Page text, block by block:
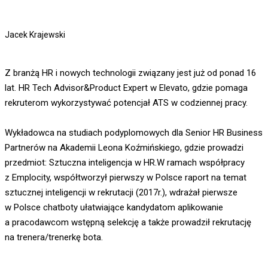
Jacek Krajewski
Z branżą HR i nowych technologii związany jest już od ponad 16
lat. HR Tech Advisor&Product Expert w Elevato, gdzie pomaga
rekruterom wykorzystywać potencjał ATS w codziennej pracy.
Wykładowca na studiach podyplomowych dla Senior HR Business
Partnerów na Akademii Leona Koźmińskiego, gdzie prowadzi
przedmiot: Sztuczna inteligencja w HR.W ramach współpracy
z Emplocity, współtworzył pierwszy w Polsce raport na temat
sztucznej inteligencji w rekrutacji (2017r.), wdrażał pierwsze
w Polsce chatboty ułatwiające kandydatom aplikowanie
a pracodawcom wstępną selekcję a także prowadził rekrutację
na trenera/trenerkę bota.